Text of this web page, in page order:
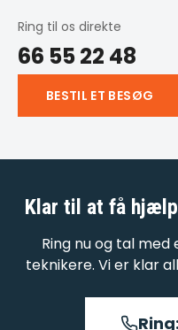
Ring til os direkte
66 55 22 48
BESTIL ET BESØG
Klar til at få hjælp
Ring nu og tal
teknikere. Vi er klar